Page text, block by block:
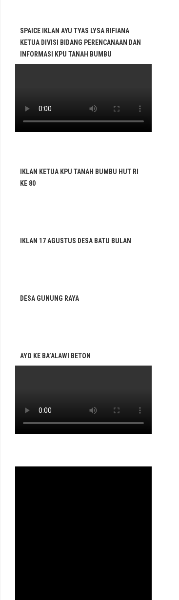
SPAICE IKLAN AYU TYAS LYSA RIFIANA
KETUA DIVISI BIDANG PERENCANAAN DAN
INFORMASI KPU TANAH BUMBU
IKLAN KETUA KPU TANAH BUMBU HUT RI
KE 80
IKLAN 17 AGUSTUS DESA BATU BULAN
DESA GUNUNG RAYA
AYO KE BA’ALAWI BETON